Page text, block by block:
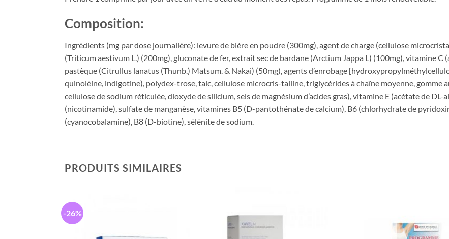
Composition:
Ingrédients (mg par dose journalière): levure de bière en poudre (300mg), agent de charge (cellulose
(Triticum aestivum L.) (200mg), gluconate de fer, extrait sec de bardane (Arctium Jappa L) (100mg), vitamine C
pastèque (Citrullus lanatus (Thunb.) Matsum. & Nakai) (50mg), agents d’enrobage
quinoléine, indigotine), polydex-trose, talc, cellulose microcris-talline, triglycérides à chaîne moyenne, gomme
cellulose de sodium réticulée, dioxyde de silicium, sels de magnésium d’acides gras), vitamine E (acétate de
(nicotinamide), sulfate de manganèse, vitamines B5 (D-pantothénate de calcium), B6 (chlorhydrate de
(cyanocobalamine), B8 (D-biotine), sélénite de sodium.
PRODUITS SIMILAIRES
-26%